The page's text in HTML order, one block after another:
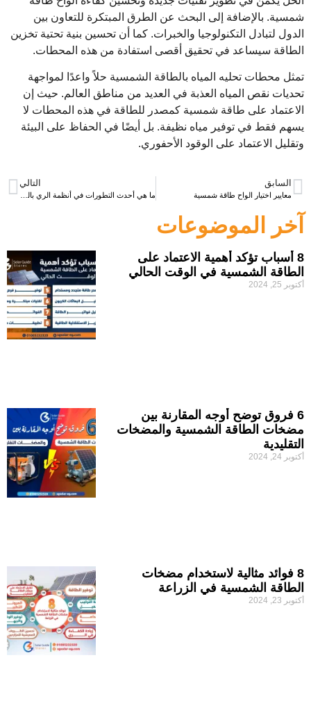
شمسية. بالإضافة إلى البحث عن الطرق المبتكرة للتعاون بين
الدول لتبادل التكنولوجيا والخبرات. كما أن تحسين بنية تحتية تخزين
الطاقة سيساعد في تحقيق أقصى استفادة من هذه المحطات.
تمثل محطات تحليه المياه بالطاقة الشمسية حلاً واعدًا لمواجهة
تحديات نقص المياه العذبة في العديد من مناطق العالم. حيث إن
الاعتماد على طاقة شمسية كمصدر للطاقة في هذه المحطات لا
يسهم فقط في توفير مياه نظيفة. بل أيضًا في الحفاظ على البيئة
وتقليل الاعتماد على الوقود الأحفوري.
السابق
معايير اختيار الواح طاقة شمسية
التالي
آخر الموضوعات
8 أسباب تؤكد أهمية الاعتماد على
الطاقة الشمسية في الوقت الحالي
أكتوبر 25, 2024
6 فروق توضح أوجه المقارنة بين
مضخات الطاقة الشمسية والمضخات
التقليدية
أكتوبر 24, 2024
8 فوائد مثالية لاستخدام مضخات
الطاقة الشمسية في الزراعة
أكتوبر 23, 2024